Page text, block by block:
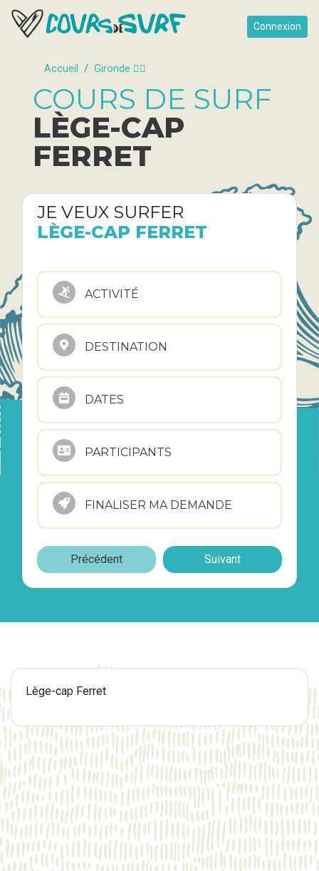
Connexion
Accueil Gironde 🏄🏿
COURS DE SURF
LÈGE-CAP
FERRET
JE VEUX SURFER
LÈGE-CAP FERRET
ACTIVITÉ
DESTINATION
DATES
PARTICIPANTS
FINALISER MA DEMANDE
Précédent Suivant
Lège-cap Ferret